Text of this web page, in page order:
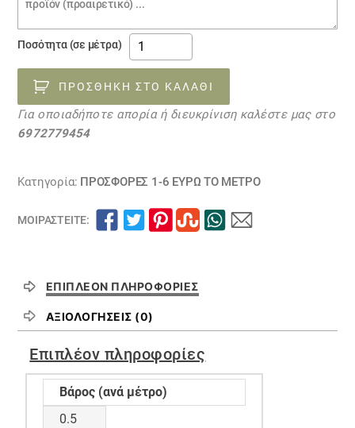
Ποσότητα (σε μέτρα)
ύφασμα
προσφορά
10050453
ΕΞΑΝΤΛΗΘΗΚΕ
ποσότητα
ΠΡΟΣΘΉΚΗ ΣΤΟ ΚΑΛΆΘΙ
Για οποιαδήποτε απορία ή διευκρίνιση καλέστε μας στο
6972779454
Κατηγορία: ΠΡΟΣΦΟΡΕΣ 1-6 ΕΥΡΩ ΤΟ ΜΕΤΡΟ
ΜΟΙΡΑΣΤΕΊΤΕ:
ΕΠΙΠΛΈΟΝ ΠΛΗΡΟΦΟΡΊΕΣ
ΑΞΙΟΛΟΓΉΣΕΙΣ (0)
Επιπλέον πληροφορίες
Βάρος (ανά μέτρο)
0.5